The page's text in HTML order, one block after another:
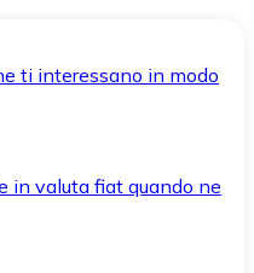
ti interessano in modo
in valuta fiat quando ne